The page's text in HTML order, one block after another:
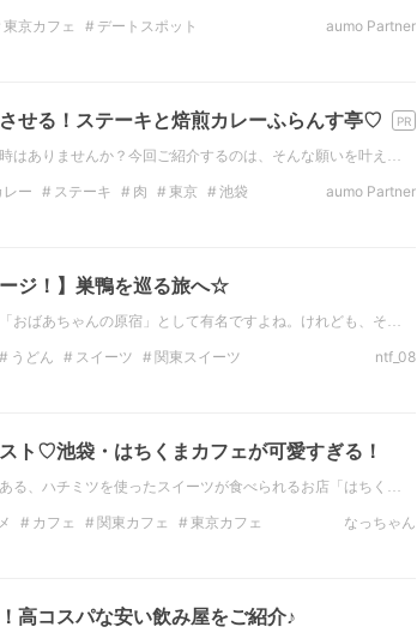
東京カフェ
デートスポット
aumo Partner
せる！ステーキと焙煎カレーふらんす亭♡
はありませんか？今回ご紹介するのは、そんな願いを叶え…
レー ステーキ 肉 東京
池袋
aumo Partner
ジ！】巣鴨を巡る旅へ☆
おばあちゃんの原宿」として有名ですよね。けれども、そ…
うどん スイーツ
関東スイーツ
ntf_08
ト♡池袋・はちくまカフェが可愛すぎる！
る、ハチミツを使ったスイーツが食べられるお店「はちく…
カフェ 関東カフェ
東京カフェ
なっちゃん
高コスパな安い飲み屋をご紹介♪